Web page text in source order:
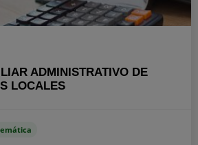
ADMINISTRATIVO DE
LOCALES